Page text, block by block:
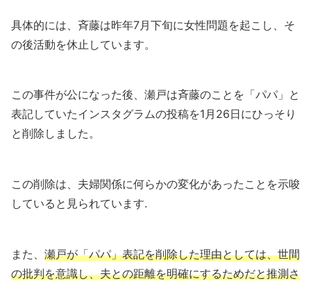
具体的には、斉藤は昨年7月下旬に女性問題を起こし、そ
の後活動を休止しています。
この事件が公になった後、瀬戸は斉藤のことを「パパ」と
表記していたインスタグラムの投稿を1月26日にひっそり
と削除しました。
この削除は、夫婦関係に何らかの変化があったことを示唆
していると見られています.
また、 瀬戸が「パパ」表記を削除した理由としては、世間
の批判を意識し、夫との距離を明確にするためだと推測さ